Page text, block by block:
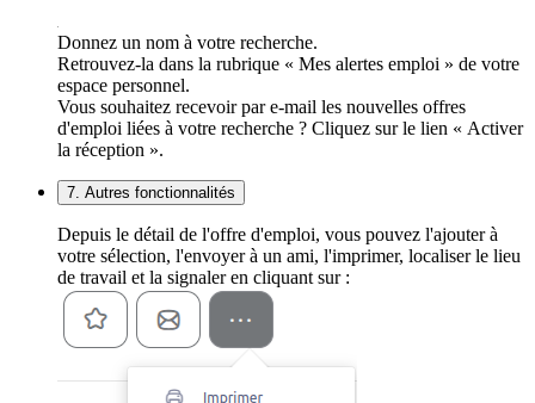
Donnez un nom à votre recherche.
Retrouvez-la dans la rubrique « Mes alertes emploi » de votre
espace personnel.
Vous souhaitez recevoir par e-mail les nouvelles offres
d'emploi liées à votre recherche ? Cliquez sur le lien « Activer
la réception ».
7. Autres fonctionnalités
Depuis le détail de l'offre d'emploi, vous pouvez l'ajouter à
votre sélection, l'envoyer à un ami, l'imprimer, localiser le lieu
de travail et la signaler en cliquant sur :